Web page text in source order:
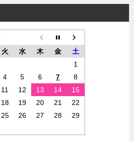
火 水 木 金
土
1
4 5 6 7
8
11 12 13 14
15
18 19 20 21
22
25 26 27 28
29